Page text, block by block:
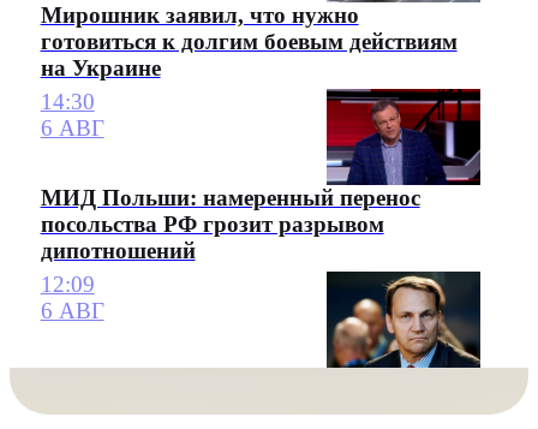
Мирошник заявил, что нужно
готовиться к долгим боевым действиям
на Украине
14:30
6 АВГ
МИД Польши: намеренный перенос
посольства РФ грозит разрывом
дипотношений
12:09
6 АВГ